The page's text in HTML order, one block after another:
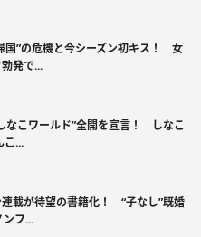
国”の危機と今シーズン初キス！ 女
発で...
なこワールド”全開を宣言！ しなこ
こ...
載が待望の書籍化！ “子なし”既婚
フ...